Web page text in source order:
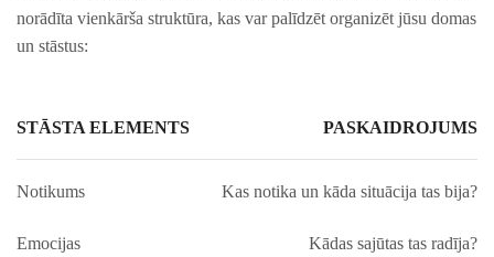
norādīta vienkārša struktūra, ⁤kas var palīdzēt organizēt​ jūsu ⁢domas
un stāstus:
STĀSTA ELEMENTS PASKAIDROJUMS
Notikums Kas notika un⁣ kāda situācija tas bija?
Emocijas Kādas sajūtas tas radīja?